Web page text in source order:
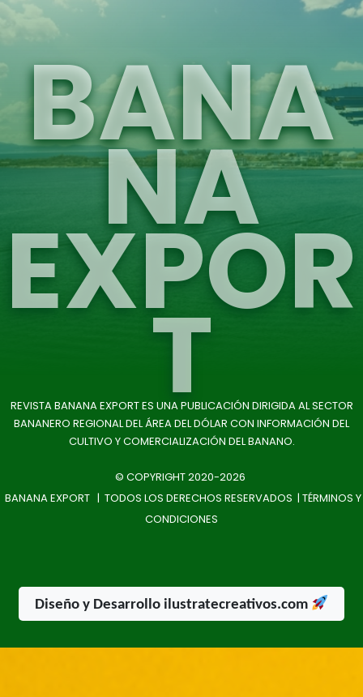
BANA
NA
EXPOR
T
REVISTA BANANA EXPORT ES UNA PUBLICACIÓN DIRIGIDA AL SECTOR
BANANERO REGIONAL DEL ÁREA DEL DÓLAR CON INFORMACIÓN DEL
CULTIVO Y COMERCIALIZACIÓN DEL BANANO.
© COPYRIGHT 2020-2026
BANANA EXPORT | TODOS LOS DERECHOS RESERVADOS | TÉRMINOS Y
CONDICIONES
Diseño y Desarrollo ilustratecreativos.com